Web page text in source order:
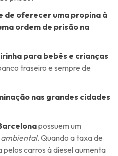
de oferecer uma propina à
ordem de prisão na
para bebês e crianças
traseiro e sempre de
nas grandes cidades
possuem um
. Quando a taxa de
carros à diesel aumenta